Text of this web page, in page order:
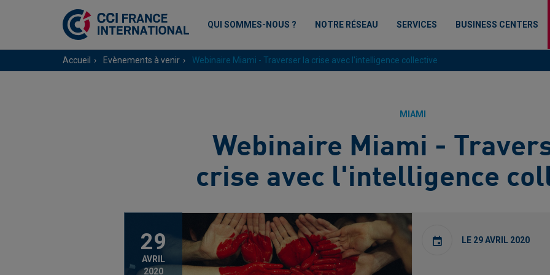
QUI SOMMES-NOUS ? NOTRE RÉSEAU SERVICES BUSINESS CENTERS
Accueil Evènements à venir Webinaire Miami - Traverser la crise avec l'intelligence collective
MIAMI
Webinaire Miami -
crise avec l'intelligence
29
AVRIL
2020
LE 29 AVRIL 2020